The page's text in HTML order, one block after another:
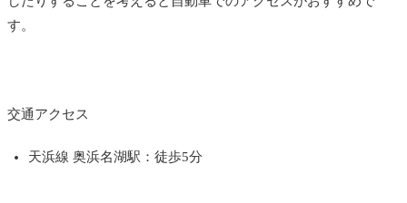
す。
交通アクセス
天浜線 奥浜名湖駅：徒歩5分